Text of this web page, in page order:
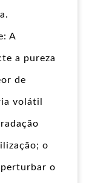
A
a pureza
de
volátil
o
o